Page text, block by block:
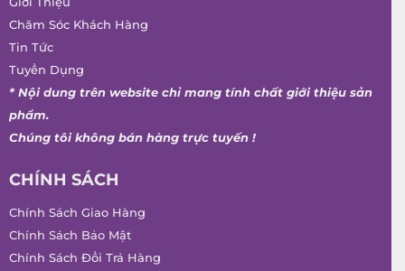
Chăm Sóc Khách Hàng
Tin Tức
Tuyển Dụng
* Nội dung trên website chỉ mang tính chất giới thiệu sản
phẩm.
Chúng tôi không bán hàng trực tuyến !
CHÍNH SÁCH
Chính Sách Giao Hàng
Chính Sách Bảo Mật
Chính Sách Đổi Trả Hàng